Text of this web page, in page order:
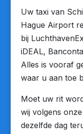
Uw taxi van
Hague Airport
bij
iDEAL,
Alles is vooraf
waar u aan toe
Moet uw rit
wij volgens
dezelfde dag